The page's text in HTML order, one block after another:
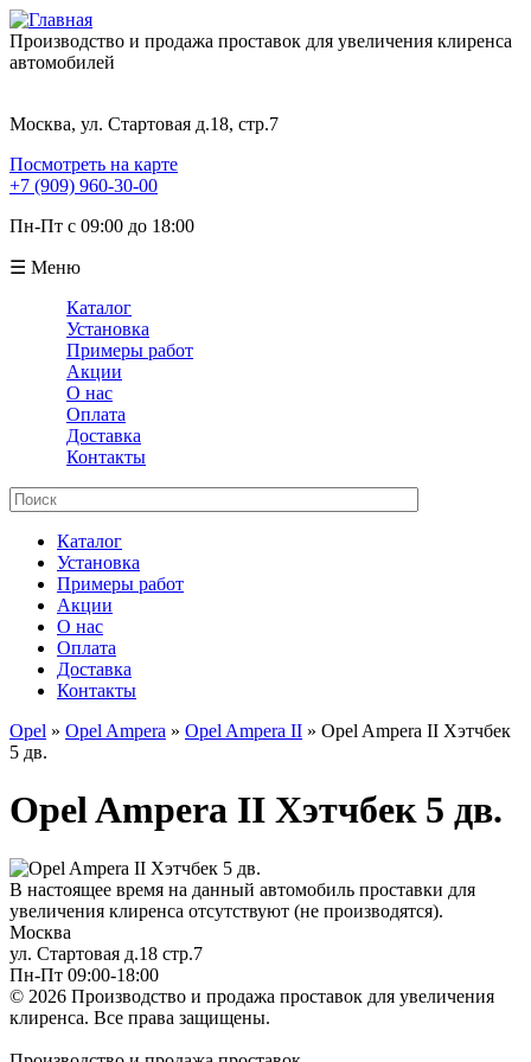
Производство и продажа проставок для увеличения клиренса
автомобилей
Москва, ул. Стартовая д.18, стр.7
Посмотреть на карте
+7 (909) 960-30-00
Пн-Пт с 09:00 до 18:00
☰ Меню
Каталог
Установка
Примеры работ
Акции
О нас
Оплата
Доставка
Контакты
Поиск
Каталог
Установка
Примеры работ
Акции
О нас
Оплата
Доставка
Контакты
Opel » Opel Ampera » Opel Ampera II » Opel Ampera II Хэтчбек
5 дв.
Opel Ampera II Хэтчбек 5 дв.
В настоящее время на данный автомобиль проставки для
увеличения клиренса отсутствуют (не производятся).
Москва
ул. Стартовая д.18 стр.7
Пн-Пт 09:00-18:00
© 2026 Производство и продажа проставок для увеличения
клиренса. Все права защищены.